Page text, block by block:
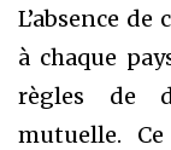
L’absence
à chaque
règles de
mutuelle.